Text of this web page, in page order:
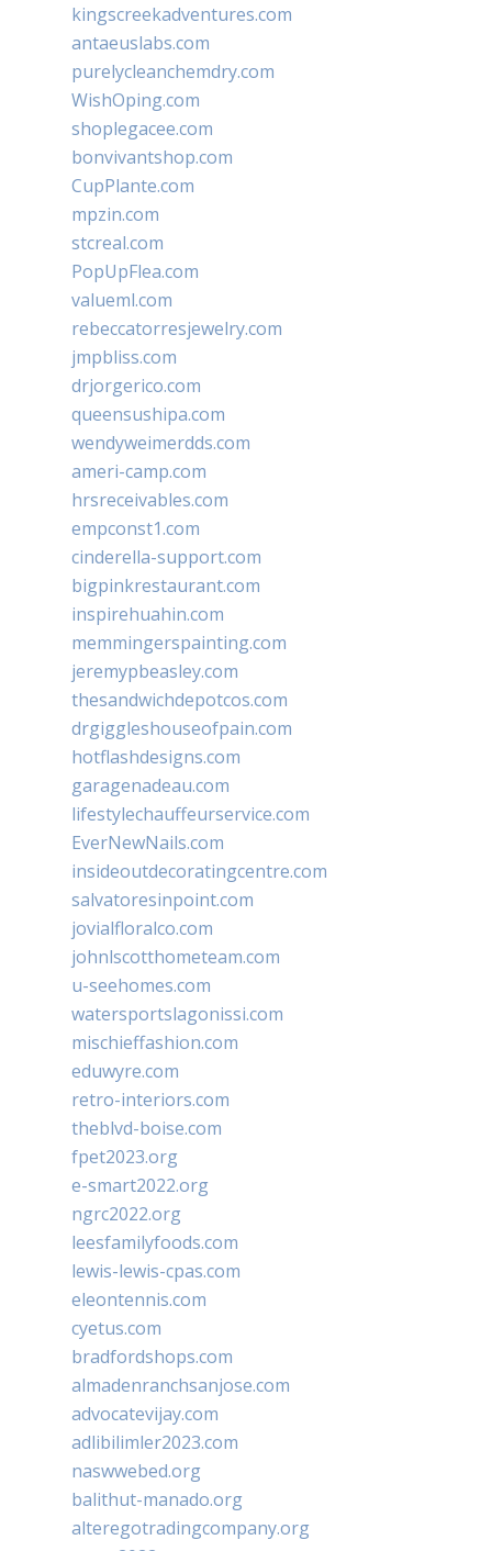
kingscreekadventures.com
antaeuslabs.com
purelycleanchemdry.com
WishOping.com
shoplegacee.com
bonvivantshop.com
CupPlante.com
mpzin.com
stcreal.com
PopUpFlea.com
valueml.com
rebeccatorresjewelry.com
jmpbliss.com
drjorgerico.com
queensushipa.com
wendyweimerdds.com
ameri-camp.com
hrsreceivables.com
empconst1.com
cinderella-support.com
bigpinkrestaurant.com
inspirehuahin.com
memmingerspainting.com
jeremypbeasley.com
thesandwichdepotcos.com
drgiggleshouseofpain.com
hotflashdesigns.com
garagenadeau.com
lifestylechauffeurservice.com
EverNewNails.com
insideoutdecoratingcentre.com
salvatoresinpoint.com
jovialfloralco.com
johnlscotthometeam.com
u-seehomes.com
watersportslagonissi.com
mischieffashion.com
eduwyre.com
retro-interiors.com
theblvd-boise.com
fpet2023.org
e-smart2022.org
ngrc2022.org
leesfamilyfoods.com
lewis-lewis-cpas.com
eleontennis.com
cyetus.com
bradfordshops.com
almadenranchsanjose.com
advocatevijay.com
adlibilimler2023.com
naswwebed.org
balithut-manado.org
alteregotradingcompany.org